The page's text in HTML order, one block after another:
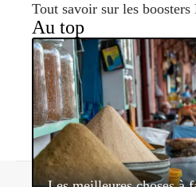
Tout savoir sur les boosters
Au top
Contact Mentions